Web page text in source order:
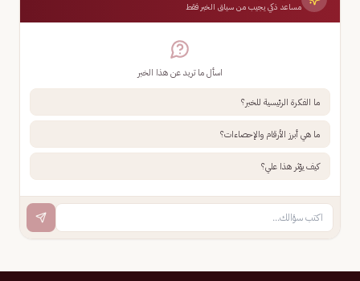
مساعد ذكي يجيب من سياق الخبر فقط
اسأل ما تريد عن هذا الخبر
ما الفكرة الرئيسية للخبر؟
ما هي أبرز الأرقام والإحصاءات؟
كيف يؤثر هذا علي؟